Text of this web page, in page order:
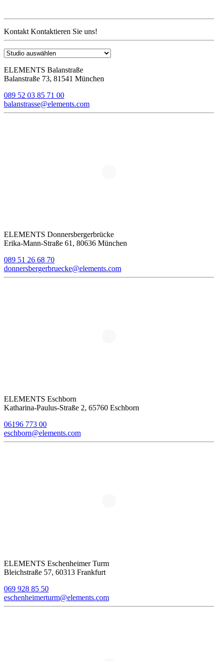
Kontakt Kontaktieren Sie uns!
ELEMENTS Balanstraße
Balanstraße 73, 81541 München
089 52 03 85 71 00
balanstrasse@elements.com
ELEMENTS Donnersbergerbrücke
Erika-Mann-Straße 61, 80636 München
089 51 26 68 70
donnersbergerbruecke@elements.com
ELEMENTS Eschborn
Katharina-Paulus-Straße 2, 65760 Eschborn
06196 773 00
eschborn@elements.com
ELEMENTS Eschenheimer Turm
Bleichstraße 57, 60313 Frankfurt
069 928 85 50
eschenheimerturm@elements.com